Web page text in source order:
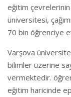
eğitim çevrelerinin
üniversitesi,
70 bin öğrenciye
Varşova
bilimler üzerine
vermektedir.
eğitim haricinde